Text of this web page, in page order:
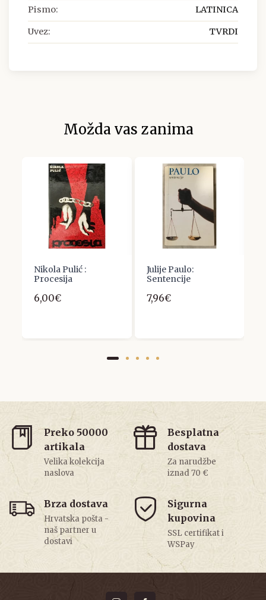
Pismo: LATINICA
Uvez: TVRDI
Možda vas zanima
Nikola Pulić :
Procesija
6,00€
Julije Paulo:
Sentencije
7,96€
Preko 50000
artikala
Velika kolekcija
naslova
Besplatna
dostava
Za narudžbe
iznad 70 €
Brza dostava
Hrvatska pošta -
naš partner u
dostavi
Sigurna
kupovina
SSL certifikat i
WSPay